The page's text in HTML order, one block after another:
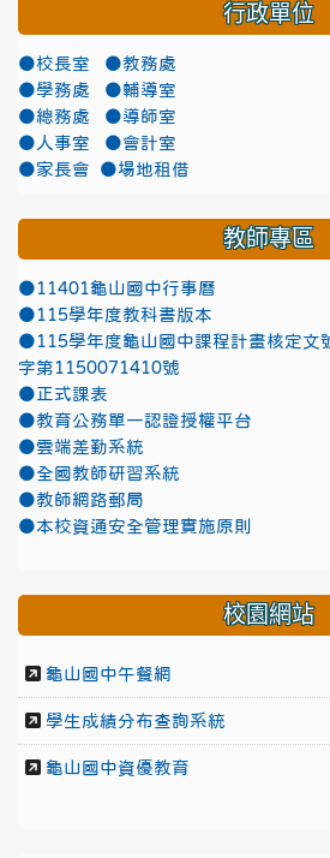
行政單位
●校長室
●教務處
●學務處
●輔導室
●總務處
●導師室
●人事室
●會計室
●家長會
●場地租借
教師專區
●11401龜山國中行事曆
●115學年度教科書版本
●115學年度龜山國中課程計畫核定文
字第1150071410號
●正式課表
●教育公務單一認證授權平台
●雲端差勤系統
●全國教師研習系統
●教師網路郵局
●本校資通安全管理實施原則
校園網站
龜山國中午餐網
學生成績分布查詢系統
龜山國中資優教育